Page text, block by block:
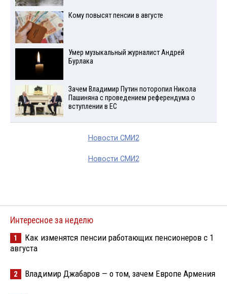
Кому повысят пенсии в августе
Умер музыкальный журналист Андрей
Бурлака
Зачем Владимир Путин поторопил Никола
Пашиняна с проведением референдума о
вступлении в ЕС
Новости СМИ2
Новости СМИ2
Интересное за неделю
1
Как изменятся пенсии работающих пенсионеров с 1
августа
2 Владимир Джабаров — о том, зачем Европе Армения